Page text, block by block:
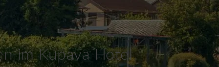
im Kupava Hotel